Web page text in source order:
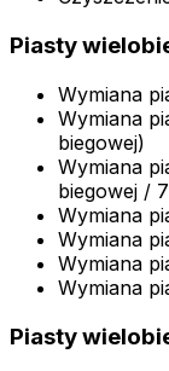
Piasty
Wymiana
Wymiana
biegowej)
Wymiana
biegowej /
Wymiana
Wymiana
Wymiana
Wymiana
Piasty